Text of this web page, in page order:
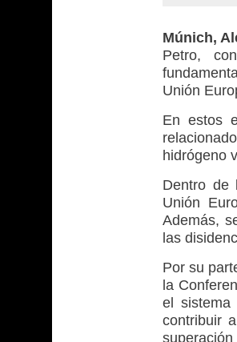
Múnich,
Petro,
Unión
En estos
hidrógeno
Dentro de
Unión
Además,
las
Por su
la
el sistema
contribuir
superación